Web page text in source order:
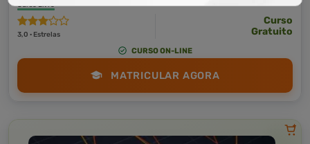
Curso Livre
3,0 · Estrelas
Curso
Gratuito
CURSO ON-LINE
MATRICULAR AGORA